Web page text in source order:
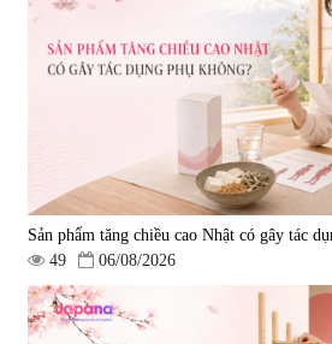
Sản phẩm tăng chiều cao Nhật có gây tác
49
06/08/2026